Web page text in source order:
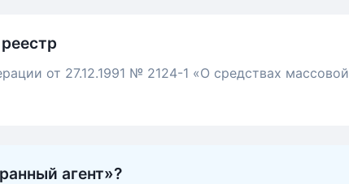
от 27.12.1991 № 2124-1 «О средствах массовой
агент»?